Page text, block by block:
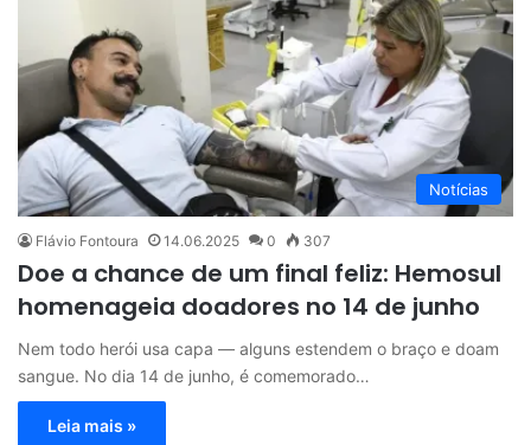
Notícias
Flávio Fontoura 14.06.2025 0 307
Doe a chance de um final feliz: Hemosul
homenageia doadores no 14 de junho
Nem todo herói usa capa — alguns estendem o braço e doam
sangue. No dia 14 de junho, é comemorado…
Leia mais »